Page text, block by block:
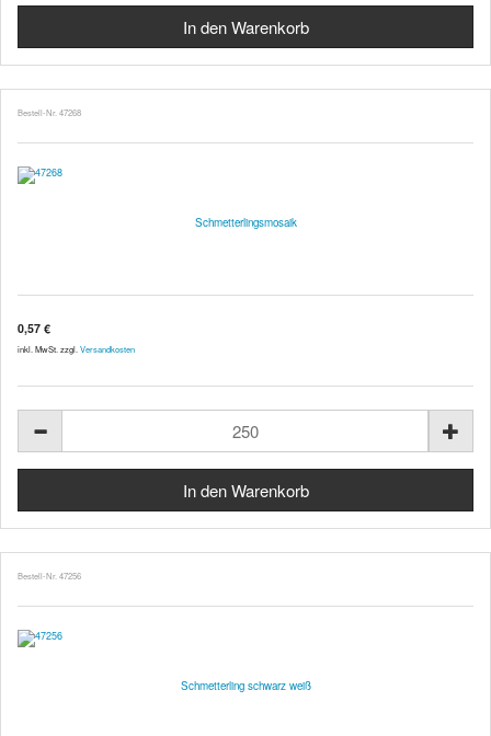
Bestell-Nr. 47268
Schmetterlingsmosaik
0,57 €
inkl. MwSt. zzgl. Versandkosten
Bestell-Nr. 47256
Schmetterling schwarz weiß